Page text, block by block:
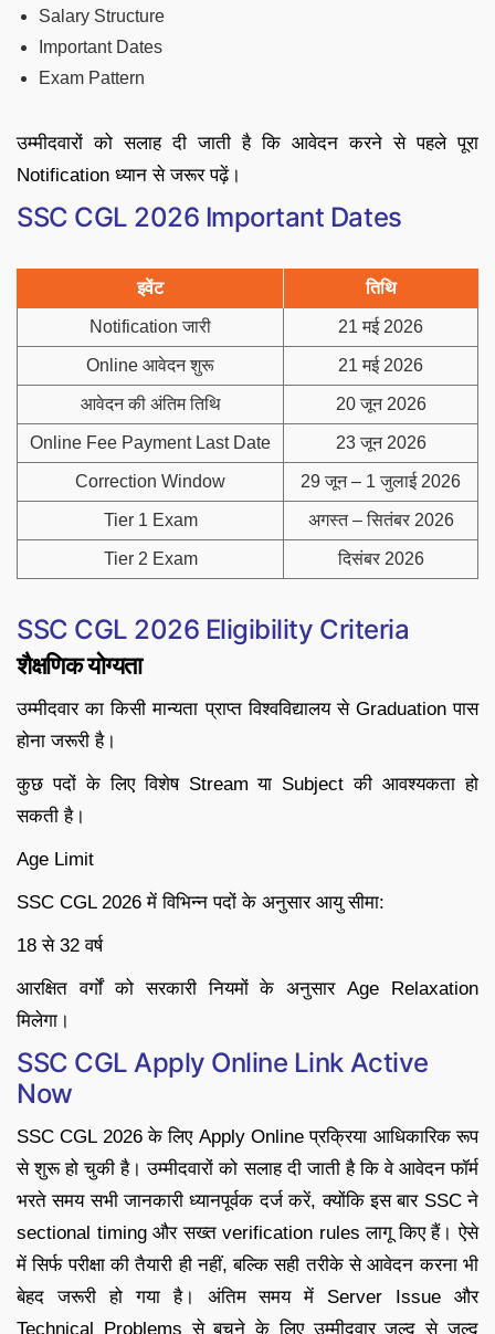
Salary Structure
Important Dates
Exam Pattern
उम्मीदवारों को सलाह दी जाती है कि आवेदन करने से पहले पूरा
Notification ध्यान से जरूर पढ़ें।
SSC CGL 2026 Important Dates
इवेंट तिथि
Notification जारी 21 मई 2026
Online आवेदन शुरू 21 मई 2026
आवेदन की अंतिम तिथि 20 जून 2026
Online Fee Payment Last Date 23 जून 2026
Correction Window 29 जून – 1 जुलाई 2026
Tier 1 Exam अगस्त – सितंबर 2026
Tier 2 Exam दिसंबर 2026
SSC CGL 2026 Eligibility Criteria
शैक्षणिक योग्यता
उम्मीदवार का किसी मान्यता प्राप्त विश्वविद्यालय से Graduation पास
होना जरूरी है।
कुछ पदों के लिए विशेष Stream या Subject की आवश्यकता हो
सकती है।
Age Limit
SSC CGL 2026 में विभिन्न पदों के अनुसार आयु सीमा:
18 से 32 वर्ष
आरक्षित वर्गों को सरकारी नियमों के अनुसार Age Relaxation
मिलेगा।
SSC CGL Apply Online Link Active
Now
SSC CGL 2026 के लिए Apply Online प्रक्रिया आधिकारिक रूप
से शुरू हो चुकी है। उम्मीदवारों को सलाह दी जाती है कि वे आवेदन फॉर्म
भरते समय सभी जानकारी ध्यानपूर्वक दर्ज करें, क्योंकि इस बार SSC ने
sectional timing और सख्त verification rules लागू किए हैं। ऐसे
में सिर्फ परीक्षा की तैयारी ही नहीं, बल्कि सही तरीके से आवेदन करना भी
बेहद जरूरी हो गया है। अंतिम समय में Server Issue और
Technical Problems से बचने के लिए उम्मीदवार जल्द से जल्द